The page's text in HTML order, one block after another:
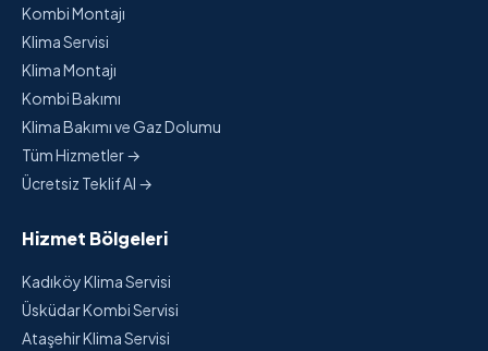
Kombi Montajı
Klima Servisi
Klima Montajı
Kombi Bakımı
Klima Bakımı ve Gaz Dolumu
Tüm Hizmetler →
Ücretsiz Teklif Al →
Hizmet Bölgeleri
Kadıköy Klima Servisi
Üsküdar Kombi Servisi
Ataşehir Klima Servisi